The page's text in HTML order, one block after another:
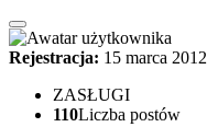
Rejestracja: 15 marca 2012
ZASŁUGI
110Liczba postów